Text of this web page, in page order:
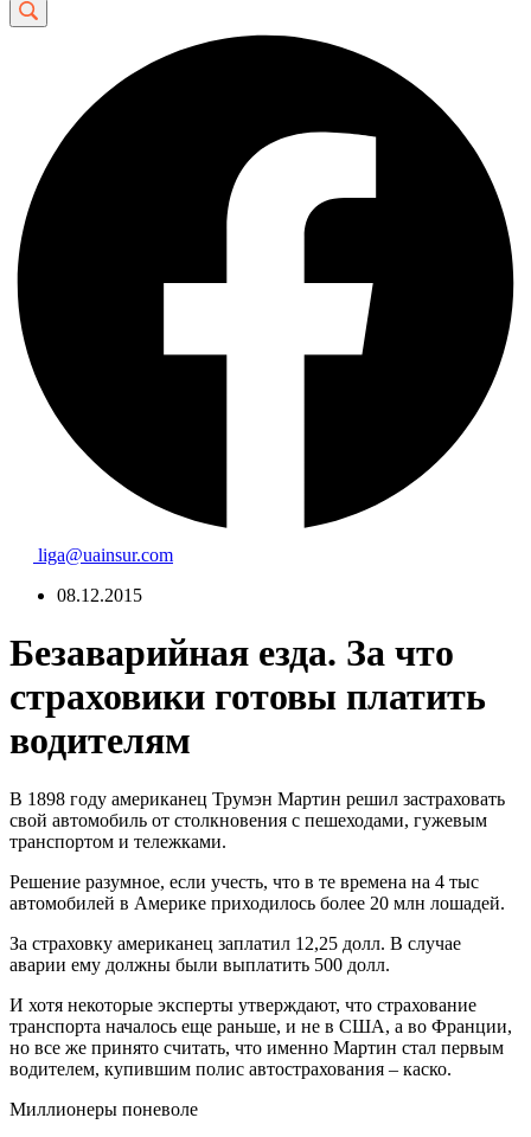
liga@uainsur.com
08.12.2015
Безаварийная езда. За что
страховики готовы платить
водителям
В 1898 году американец Трумэн Мартин решил застраховать
свой автомобиль от столкновения с пешеходами, гужевым
транспортом и тележками.
Решение разумное, если учесть, что в те времена на 4 тыс
автомобилей в Америке приходилось более 20 млн лошадей.
За страховку американец заплатил 12,25 долл. В случае
аварии ему должны были выплатить 500 долл.
И хотя некоторые эксперты утверждают, что страхование
транспорта началось еще раньше, и не в США, а во Франции,
но все же принято считать, что именно Мартин стал первым
водителем, купившим полис автострахования – каско.
Миллионеры поневоле